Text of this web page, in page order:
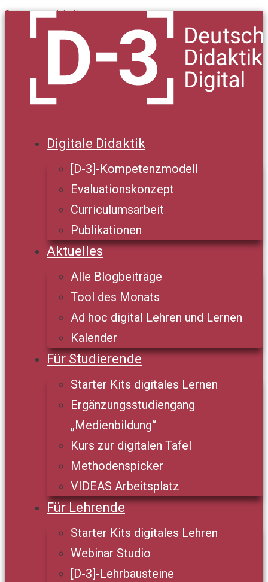
Springe zum Inhalt
Digitale Didaktik
[D-3]-Kompetenzmodell
Evaluationskonzept
Curriculumsarbeit
Publikationen
Aktuelles
Alle Blogbeiträge
Tool des Monats
Ad hoc digital Lehren und Lernen
Kalender
Für Studierende
Starter Kits digitales Lernen
Ergänzungsstudiengang
„Medienbildung“
Kurs zur digitalen Tafel
Methodenspicker
VIDEAS Arbeitsplatz
Für Lehrende
Starter Kits digitales Lehren
Webinar Studio
[D-3]-Lehrbausteine